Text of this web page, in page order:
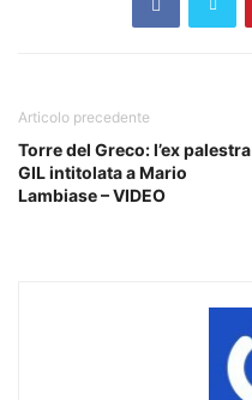
Articolo precedente
Torre del Greco: l’ex palestra
GIL intitolata a Mario
Lambiase – VIDEO